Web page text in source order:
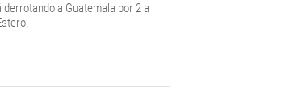
a Guatemala por 2 a